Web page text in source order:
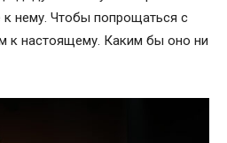
нему. Чтобы попрощаться с
к настоящему. Каким бы оно ни